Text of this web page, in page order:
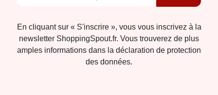
En cliquant sur « S'inscrire », vous vous inscrivez à la
newsletter ShoppingSpout.fr. Vous trouverez de plus
amples informations dans la déclaration de protection
des données.